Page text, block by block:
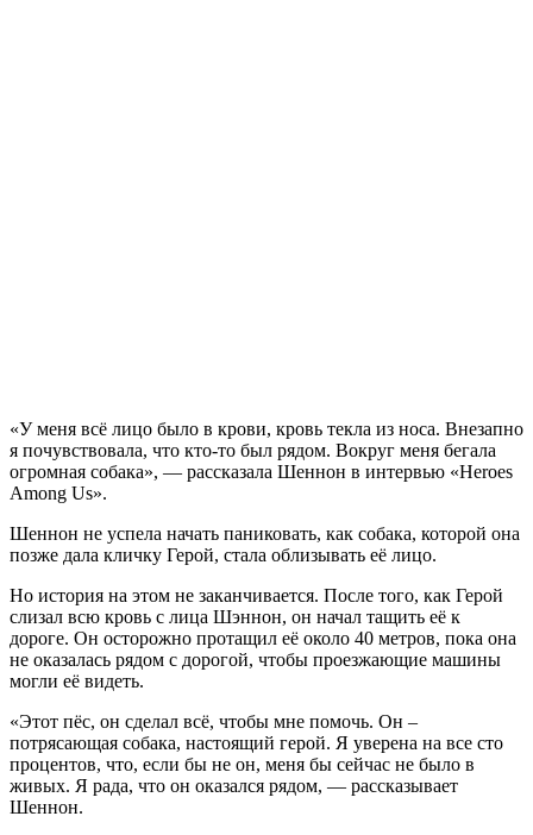
«У меня всё лицо было в крови, кровь текла из носа. Внезапно
я почувствовала, что кто-то был рядом. Вокруг меня бегала
огромная собака», — рассказала Шеннон в интервью «Heroes
Among Us».
Шеннон не успела начать паниковать, как собака, которой она
позже дала кличку Герой, стала облизывать её лицо.
Но история на этом не заканчивается. После того, как Герой
слизал всю кровь с лица Шэннон, он начал тащить её к
дороге. Он осторожно протащил её около 40 метров, пока она
не оказалась рядом с дорогой, чтобы проезжающие машины
могли её видеть.
«Этот пёс, он сделал всё, чтобы мне помочь. Он –
потрясающая собака, настоящий герой. Я уверена на все сто
процентов, что, если бы не он, меня бы сейчас не было в
живых. Я рада, что он оказался рядом, — рассказывает
Шеннон.